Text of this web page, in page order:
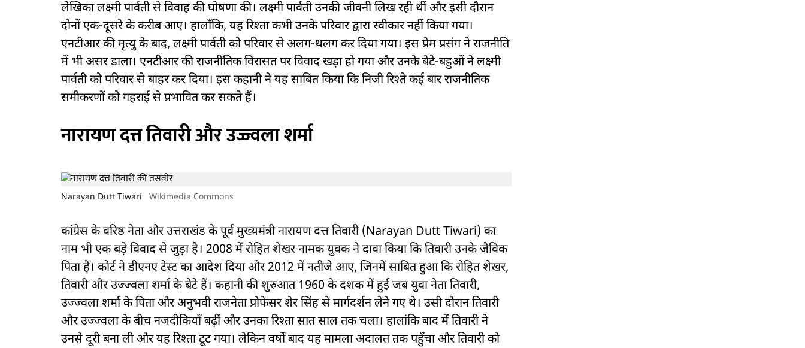
लेखिका लक्ष्मी पार्वती से विवाह की घोषणा की। लक्ष्मी पार्वती उनकी जीवनी लिख रही थीं और इसी दौरान
दोनों एक-दूसरे के करीब आए। हालाँकि, यह रिश्ता कभी उनके परिवार द्वारा स्वीकार नहीं किया गया।
एनटीआर की मृत्यु के बाद, लक्ष्मी पार्वती को परिवार से अलग-थलग कर दिया गया। इस प्रेम प्रसंग ने राजनीति
में भी असर डाला। एनटीआर की राजनीतिक विरासत पर विवाद खड़ा हो गया और उनके बेटे-बहुओं ने लक्ष्मी
पार्वती को परिवार से बाहर कर दिया। इस कहानी ने यह साबित किया कि निजी रिश्ते कई बार राजनीतिक
समीकरणों को गहराई से प्रभावित कर सकते हैं।
नारायण दत्त तिवारी और उज्ज्वला शर्मा
Narayan Dutt Tiwari Wikimedia Commons
कांग्रेस के वरिष्ठ नेता और उत्तराखंड के पूर्व मुख्यमंत्री नारायण दत्त तिवारी (Narayan Dutt Tiwari) का
नाम भी एक बड़े विवाद से जुड़ा है। 2008 में रोहित शेखर नामक युवक ने दावा किया कि तिवारी उनके जैविक
पिता हैं। कोर्ट ने डीएनए टेस्ट का आदेश दिया और 2012 में नतीजे आए, जिनमें साबित हुआ कि रोहित शेखर,
तिवारी और उज्ज्वला शर्मा के बेटे हैं। कहानी की शुरुआत 1960 के दशक में हुई जब युवा नेता तिवारी,
उज्ज्वला शर्मा के पिता और अनुभवी राजनेता प्रोफेसर शेर सिंह से मार्गदर्शन लेने गए थे। उसी दौरान तिवारी
और उज्ज्वला के बीच नजदीकियाँ बढ़ीं और उनका रिश्ता सात साल तक चला। हालांकि बाद में तिवारी ने
उनसे दूरी बना ली और यह रिश्ता टूट गया। लेकिन वर्षों बाद यह मामला अदालत तक पहुँचा और तिवारी को